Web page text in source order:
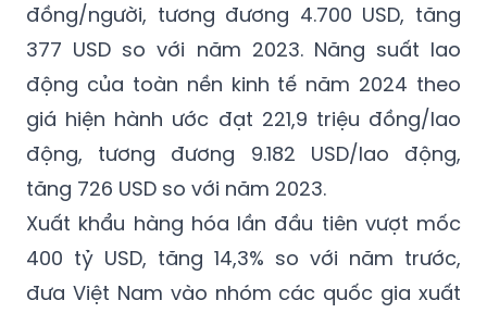
đồng/người, tương đương 4.700 USD, tăng
377 USD so với năm 2023. Năng suất lao
động của toàn nền kinh tế năm 2024 theo
giá hiện hành ước đạt 221,9 triệu đồng/lao
động, tương đương 9.182 USD/lao động,
tăng 726 USD so với năm 2023.
Xuất khẩu hàng hóa lần đầu tiên vượt mốc
400 tỷ USD, tăng 14,3% so với năm trước,
đưa Việt Nam vào nhóm các quốc gia xuất